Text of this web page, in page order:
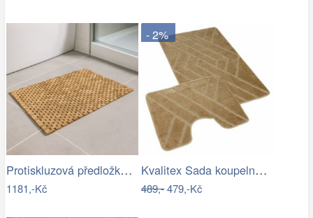
Protiskluzová předložka do koupelny,…
1181,-Kč
- 2%
Kvalitex Sada koupelnových předložek…
489,-479,-Kč